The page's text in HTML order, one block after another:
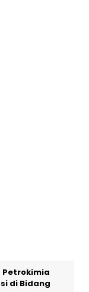
Petrokimia
di Bidang